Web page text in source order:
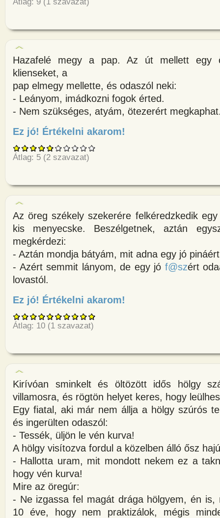
Hazafelé megy a pap. Az út mellett egy
klienseket, a
pap elmegy mellette, és odaszól neki:
- Leányom, imádkozni fogok érted.
- Nem szükséges, atyám, ötezerért
Ez jó! Értékelni akarom!
Átlag: 5 (2 szavazat)
Az öreg székely szekerére felkéredzkedik
kis menyecske. Beszélgetnek, aztán
megkérdezi:
- Aztán mondja bátyám, mit adna egy jó
- Azért semmit lányom, de egy jó f@szért
lovastól.
Ez jó! Értékelni akarom!
Átlag: 10 (1 szavazat)
Kirívóan sminkelt és öltözött idős hölgy
villamosra, és rögtön helyet keres, hogy
Egy fiatal, aki már nem állja a hölgy szúrós
és ingerülten odaszól:
- Tessék, üljön le vén kurva!
A hölgy visítozva fordul a közelben álló ősz
- Hallotta uram, mit mondott nekem ez a
hogy vén kurva!
Mire az öregúr:
- Ne izgassa fel magát drága hölgyem, én is,
10 éve, hogy nem praktizálok, mégis